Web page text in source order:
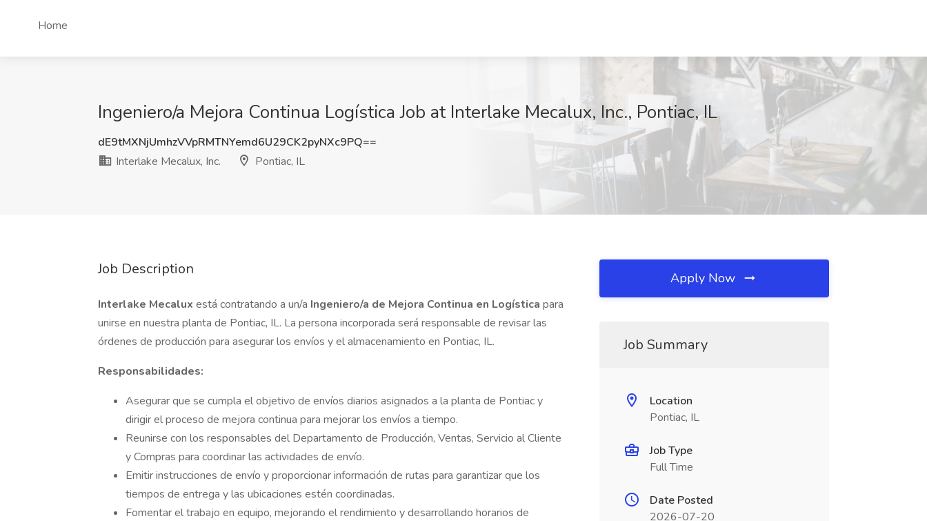
Home
Ingeniero/a Mejora Continua Logística Job at Interlake Mecalux, Inc., Pontiac, IL
dE9tMXNjUmhzVVpRMTNYemd6U29CK2pyNXc9PQ==
Interlake Mecalux, Inc.
Pontiac, IL
Job Description
Interlake Mecalux está contratando a un/a Ingeniero/a de Mejora Continua en Logística para
unirse en nuestra planta de Pontiac, IL. La persona incorporada será responsable de revisar las
órdenes de producción para asegurar los envíos y el almacenamiento en Pontiac, IL.
Responsabilidades:
Asegurar que se cumpla el objetivo de envíos diarios asignados a la planta de Pontiac y
dirigir el proceso de mejora continua para mejorar los envíos a tiempo.
Reunirse con los responsables del Departamento de Producción, Ventas, Servicio al Cliente
y Compras para coordinar las actividades de envío.
Emitir instrucciones de envío y proporcionar información de rutas para garantizar que los
tiempos de entrega y las ubicaciones estén coordinadas.
Fomentar el trabajo en equipo, mejorando el rendimiento y desarrollando horarios de
Apply Now
Job Summary
Location
Pontiac, IL
Job Type
Full Time
Date Posted
2026-07-20